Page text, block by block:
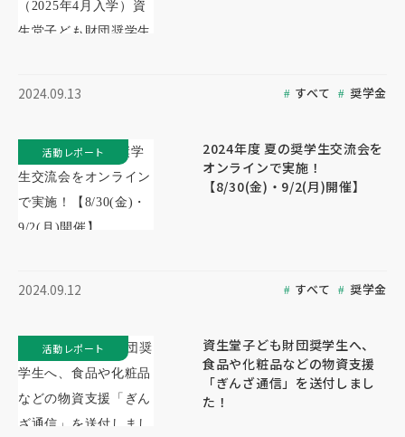
2024.09.13 すべて 奨学金
2024年度 夏の奨学生交流会を
オンラインで実施！
【8/30(金)・9/2(月)開催】
2024.09.12 すべて 奨学金
活動レポート
資生堂子ども財団奨学生へ、
食品や化粧品などの物資支援
「ぎんざ通信」を送付しまし
た！
活動レポート